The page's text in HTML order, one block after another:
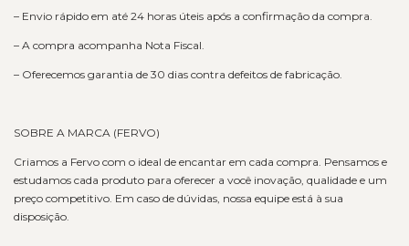
– Envio rápido em até 24 horas úteis após a confirmação da compra.
– A compra acompanha Nota Fiscal.
– Oferecemos garantia de 30 dias contra defeitos de fabricação.
SOBRE A MARCA (FERVO)
Criamos a Fervo com o ideal de encantar em cada compra. Pensamos e
estudamos cada produto para oferecer a você inovação, qualidade e um
preço competitivo. Em caso de dúvidas, nossa equipe está à sua
disposição.